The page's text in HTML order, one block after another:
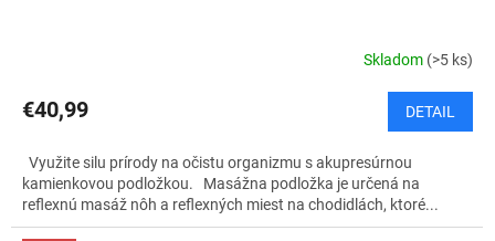
Skladom (>5 ks)
€40,99 DETAIL
Využite silu prírody na očistu organizmu s akupresúrnou
kamienkovou podložkou. Masážna podložka je určená na
reflexnú masáž nôh a reflexných miest na chodidlách, ktoré...